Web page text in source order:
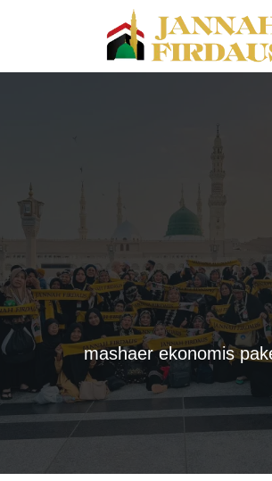
mashaer ekonomis